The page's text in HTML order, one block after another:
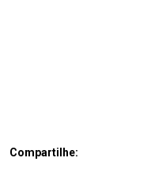
Compartilhe: